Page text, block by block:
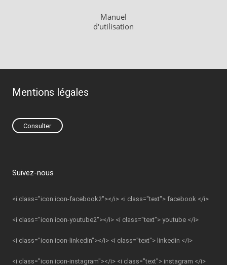
Manuel
d'utilisation
Mentions légales
Consulter
Suivez-nous
<i class="icon icon-facebook2"></i> <i class="text"> facebook </i>
<i class="icon icon-youtube2"></i> <i class="text"> youtube </i>
<i class="icon icon-linkedin"></i> <i class="text"> linkedin </i>
<i class="icon icon-instagram"></i> <i class="text"> instagram </i>